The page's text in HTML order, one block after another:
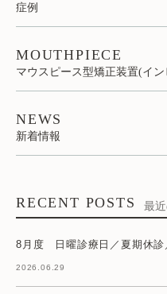
症例
MOUTHPIECE
マウスピース型矯正装置(イ
NEWS
新着情報
RECENT POSTS 最
8月度 日曜診療日／夏期休診
2026.06.29